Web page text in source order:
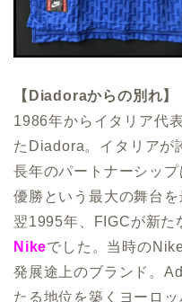
【Diadoraからの別れ】
1986年からイタリア代
たDiadora。イタリアが
長年のパートナーシッ
優勝という最大の舞台を
翌1995年、FIGCが新た
Nikeでした。当時の
発展途上のブランド。
たる地位を築くヨーロ